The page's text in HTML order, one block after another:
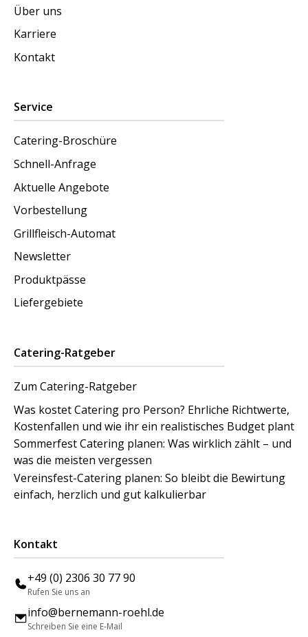
Über uns
Karriere
Kontakt
Service
Catering-Broschüre
Schnell-Anfrage
Aktuelle Angebote
Vorbestellung
Grillfleisch-Automat
Newsletter
Produktpässe
Liefergebiete
Catering-Ratgeber
Zum Catering-Ratgeber
Was kostet Catering pro Person? Ehrliche Richtwerte,
Kostenfallen und wie ihr ein realistisches Budget plant
Sommerfest Catering planen: Was wirklich zählt – und
was die meisten vergessen
Vereinsfest-Catering planen: So bleibt die Bewirtung
einfach, herzlich und gut kalkulierbar
Kontakt
+49 (0) 2306 30 77 90
Rufen Sie uns an
info@bernemann-roehl.de
Schreiben Sie eine E-Mail